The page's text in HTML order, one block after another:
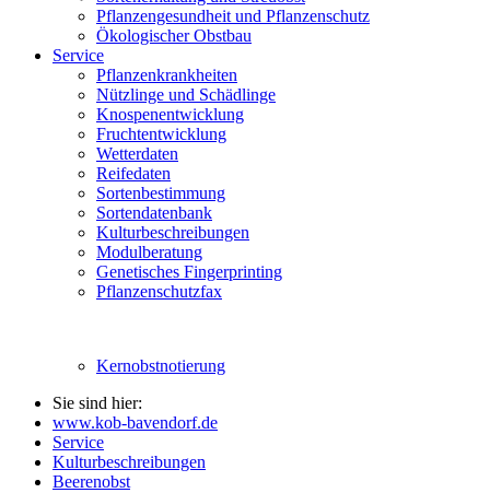
Pflanzengesundheit und Pflanzenschutz
Ökologischer Obstbau
Service
Pflanzenkrankheiten
Nützlinge und Schädlinge
Knospenentwicklung
Fruchtentwicklung
Wetterdaten
Reifedaten
Sortenbestimmung
Sortendatenbank
Kulturbeschreibungen
Modulberatung
Genetisches Fingerprinting
Pflanzenschutzfax
Kernobstnotierung
Sie sind hier:
www.kob-bavendorf.de
Service
Kulturbeschreibungen
Beerenobst